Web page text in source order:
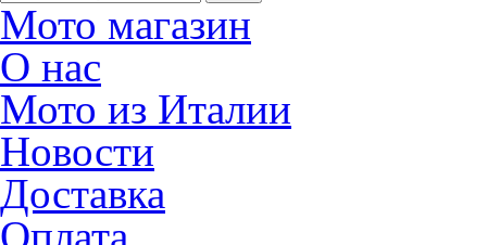
Мото магазин
О нас
Мото из Италии
Новости
Доставка